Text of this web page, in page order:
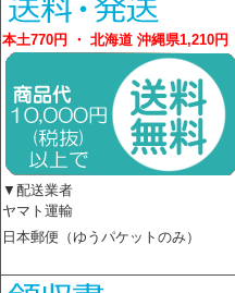
本土770円 ・ 北海道 沖縄県1,210円
▼配送業者
ヤマト運輸
日本郵便（ゆうパケットのみ）